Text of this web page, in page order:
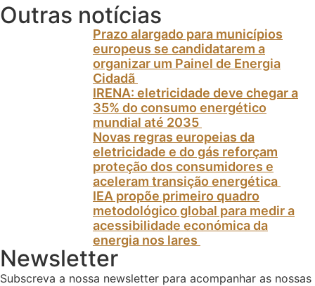
Outras notícias
Prazo alargado para municípios
europeus se candidatarem a
organizar um Painel de Energia
Cidadã
IRENA: eletricidade deve chegar a
35% do consumo energético
mundial até 2035
Novas regras europeias da
eletricidade e do gás reforçam
proteção dos consumidores e
aceleram transição energética
IEA propõe primeiro quadro
metodológico global para medir a
acessibilidade económica da
energia nos lares
Newsletter
Subscreva a nossa newsletter para acompanhar as nossas